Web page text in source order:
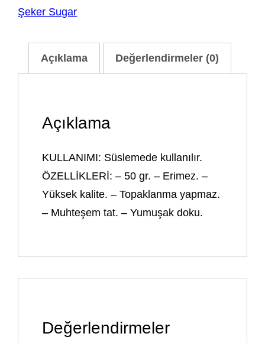
Şeker Sugar
Açıklama Değerlendirmeler (0)
Açıklama
KULLANIMI: Süslemede kullanılır.
ÖZELLİKLERİ: – 50 gr. – Erimez. –
Yüksek kalite. – Topaklanma yapmaz.
– Muhteşem tat. – Yumuşak doku.
Değerlendirmeler